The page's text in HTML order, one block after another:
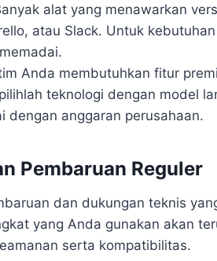
alat yang menawarkan
atau Slack. Untuk
Anda membutuhkan fitur
teknologi dengan model
dengan anggaran perusahaan.
Pembaruan Reguler
dan dukungan teknis
yang Anda gunakan akan
serta kompatibilitas.